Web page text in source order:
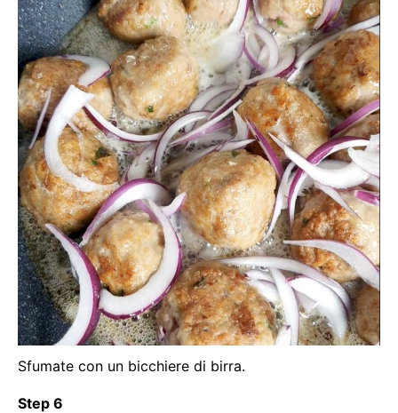
Sfumate con un bicchiere di birra.
Step 6